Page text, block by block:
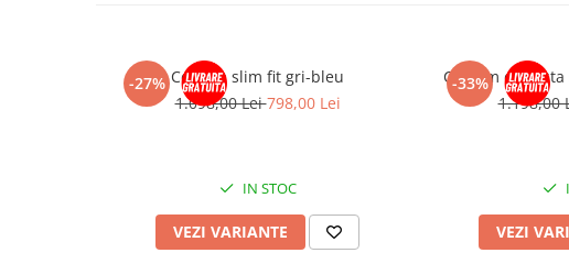
-27% Costum slim fit gri-bleu
1.098,00 Lei798,00 Lei
IN STOC
VEZI VARIANTE
-33%
Costum cu
1.198,00
VEZI